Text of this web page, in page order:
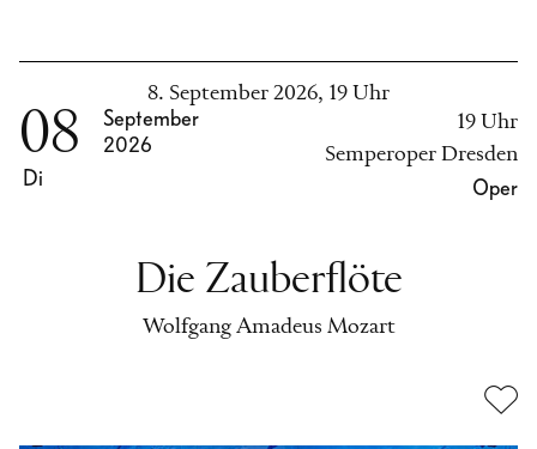
Die Zauberflöte
Wolfgang Amadeus Mozart
8. September 2026, 19 Uhr
08
Di
September
2026
19 Uhr
Semperoper Dresden
Oper